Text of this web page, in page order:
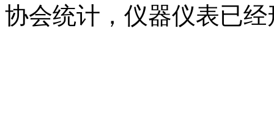
协会统计，仪器仪表已